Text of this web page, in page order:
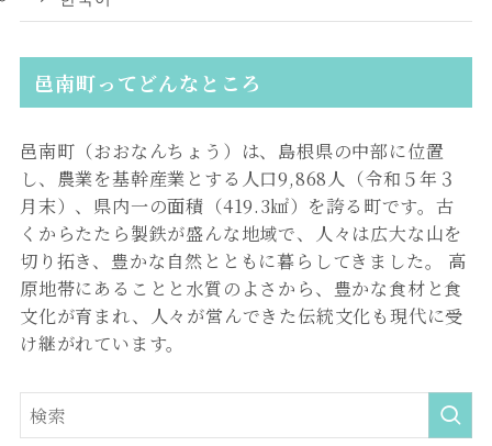
邑南町ってどんなところ
邑南町（おおなんちょう）は、島根県の中部に位置
し、農業を基幹産業とする人口9,868人（令和５年３
月末）、県内一の面積（419.3㎢）を誇る町です。古
くからたたら製鉄が盛んな地域で、人々は広大な山を
切り拓き、豊かな自然とともに暮らしてきました。 高
原地帯にあることと水質のよさから、豊かな食材と食
文化が育まれ、人々が営んできた伝統文化も現代に受
け継がれています。